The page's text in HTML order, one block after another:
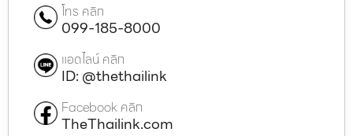
โทร คลิก
099-185-8000
แอดไลน์ คลิก
ID: @thethailink
Facebook คลิก
TheThailink.com